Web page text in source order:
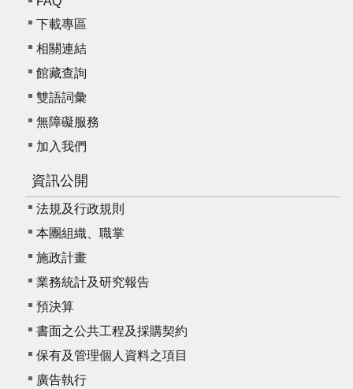
下載專區
相關連結
館藏查詢
雙語詞彙
無障礙服務
加入我們
資訊公開
法規及行政規則
本團組織、職掌
施政計畫
業務統計及研究報告
預決算
書面之公共工程及採購契約
保有及管理個人資料之項目
廣告執行